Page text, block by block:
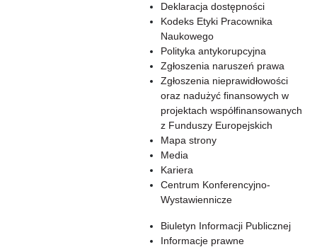
Deklaracja dostępności
Kodeks Etyki Pracownika
Naukowego
Polityka antykorupcyjna
Zgłoszenia naruszeń prawa
Zgłoszenia nieprawidłowości
oraz nadużyć finansowych w
projektach współfinansowanych
z Funduszy Europejskich
Mapa strony
Media
Kariera
Centrum Konferencyjno-
Wystawiennicze
Biuletyn Informacji Publicznej
Informacje prawne